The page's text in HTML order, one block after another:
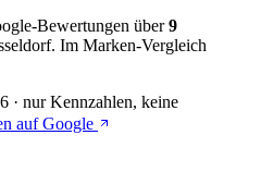
Bewertungen über9
Im Marken-Vergleich
· nur Kennzahlen, keine
auf Google